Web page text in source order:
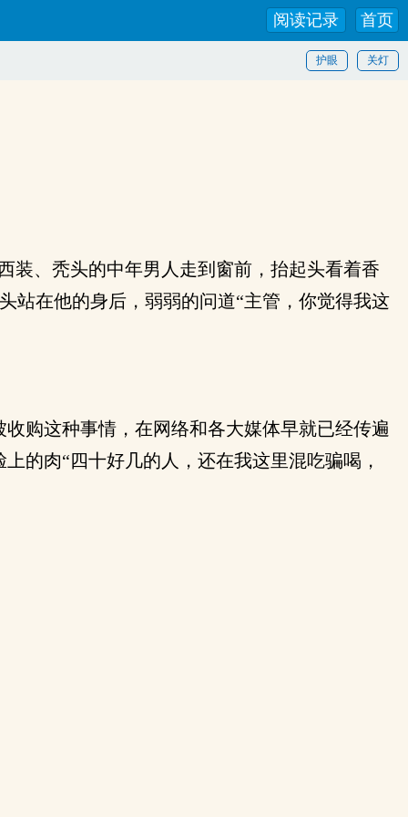
首页
阅读记录
关灯
护眼
、秃头的中年男人走到窗前，抬起头看着香
站在他的身后，弱弱的问道“主管，你觉得我这
购这种事情，在网络和各大媒体早就已经传遍
的肉“四十好几的人，还在我这里混吃骗喝，